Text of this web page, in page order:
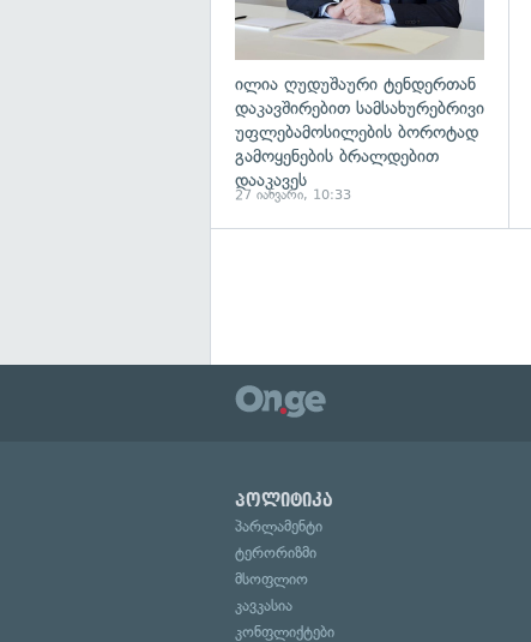
ილია ღუდუშაური ტენდერთან
დაკავშირებით სამსახურებრივი
უფლებამოსილების ბოროტად
გამოყენების ბრალდებით
დააკავეს
27 იანვარი, 10:33
პოლიტიკა
პარლამენტი
ტერორიზმი
მსოფლიო
კავკასია
კონფლიქტები